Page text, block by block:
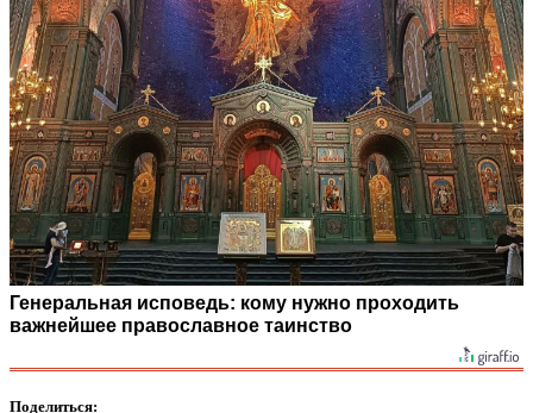
Генеральная исповедь: кому нужно проходить
важнейшее православное таинство
Поделиться: